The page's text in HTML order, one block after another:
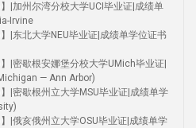
|加州尔湾分校大学UCI毕业证|成绩单
Irvine
|东北大学NEU毕业证|成绩单学位证书
|密歇根安娜堡分校大学UMich毕业证|
— Ann Arbor)
|密歇根州立大学MSU毕业证|成绩单学
|俄亥俄州立大学OSU毕业证|成绩单学